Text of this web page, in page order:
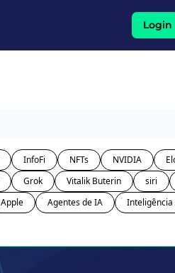
Login
InfoFi NFTs NVIDIA
Grok Vitalik Buterin siri
Apple Agentes de IA